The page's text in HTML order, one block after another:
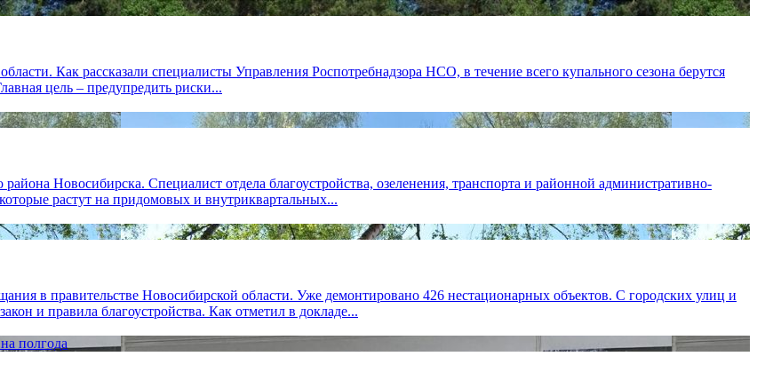
Как рассказали специалисты Управления Роспотребнадзора НСО, в течение всего купального сезона берутся
цель – предупредить риски...
Новосибирска. Специалист отдела благоустройства, озеленения, транспорта и районной административно-
растут на придомовых и внутриквартальных...
в правительстве Новосибирской области. Уже демонтировано 426 нестационарных объектов. С городских улиц и
и правила благоустройства. Как отметил в докладе...